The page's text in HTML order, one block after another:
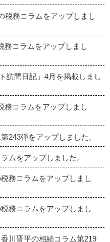
務コラムをアップしまし
コラムをアップしまし
訪問日記」4月を掲載しまし
コラムをアップしまし
243弾をアップしました。
ムをアップしました。
務コラムをアップしまし
務コラムをアップしまし
川晋平の相続コラム第219